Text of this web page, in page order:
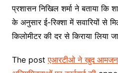
प्रशासन निखिल शर्मा ने बताया कि
के अनुसार ई-रिक्शा में सवारियों से
किलोमीटर की दर से किराया लिया
The postएआरटीओ ने खुद आमजन